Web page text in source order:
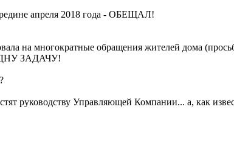
апреля 2018 года - ОБЕЩАЛ!
на многократные обращения жителей дома
ЗАДАЧУ!
руководству Управляющей Компании... а, как